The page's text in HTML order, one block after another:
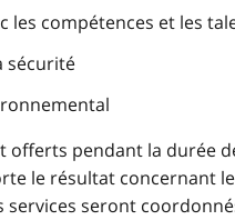
les compétences et les
sécurité
offerts pendant la durée
le résultat concernant le
services seront